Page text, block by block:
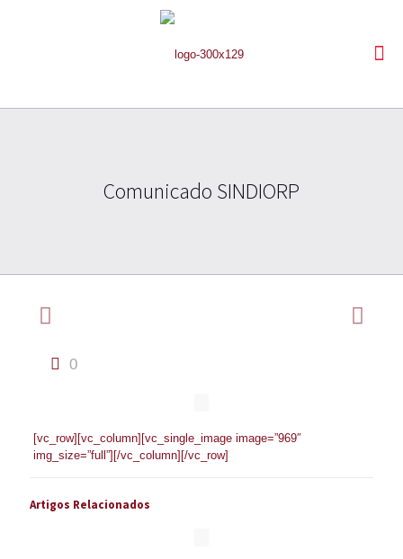
Comunicado SINDIORP
0
[vc_row][vc_column][vc_single_image image=”969″
img_size=”full”][/vc_column][/vc_row]
Artigos Relacionados